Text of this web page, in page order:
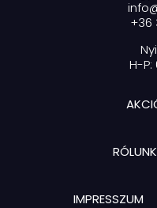
+36
H-P:
RÓLUNK
IMPRESSZUM